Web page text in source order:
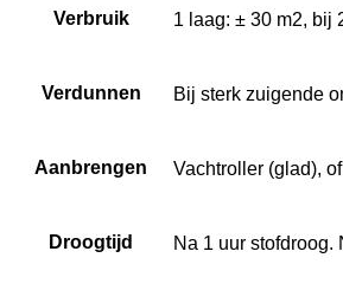
Verbruik 1 laag: ± 30 m2, bij
Verdunnen Bij sterk zuigende
Aanbrengen Vachtroller (glad),
Droogtijd Na 1 uur stofdroog.